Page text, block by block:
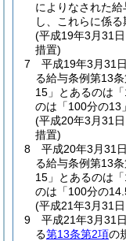
によりなされた
し、これらに係る
(平成19年3月31
措置)
7
平成19年3月31
る給与条例第13
15」とあるのは
のは「100分の13
(平成20年3月31
措置)
8
平成20年3月31
る給与条例第13
15」とあるのは
のは「100分の
(平成21年3月31
9
平成21年3月31
る第13条第2項の